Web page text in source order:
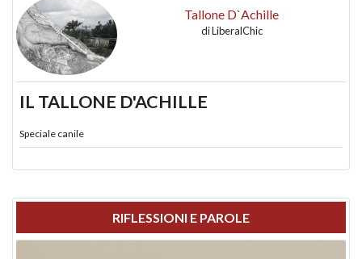
Tallone D`Achille
diLiberalChic
IL TALLONE D'ACHILLE
Speciale canile
RIFLESSIONI E PAROLE